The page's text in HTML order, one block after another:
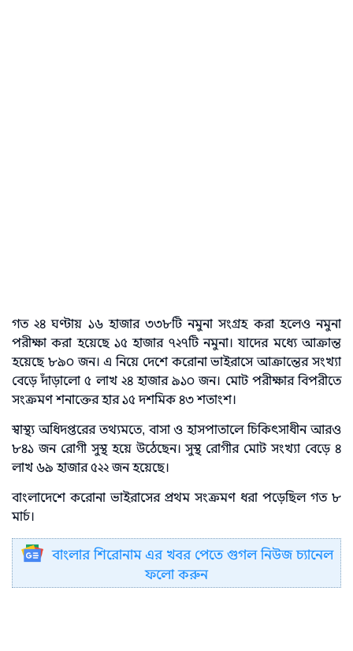
গত ২৪ ঘণ্টায় ১৬ হাজার ৩৩৮টি নমুনা সংগ্রহ করা হলেও নমুনা
পরীক্ষা করা হয়েছে ১৫ হাজার ৭২৭টি নমুনা। যাদের মধ্যে আক্রান্ত
হয়েছে ৮৯০ জন। এ নিয়ে দেশে করোনা ভাইরাসে আক্রান্তের সংখ্যা
বেড়ে দাঁড়ালো ৫ লাখ ২৪ হাজার ৯১০ জন। মোট পরীক্ষার বিপরীতে
সংক্রমণ শনাক্তের হার ১৫ দশমিক ৪৩ শতাংশ।
স্বাস্থ্য অধিদপ্তরের তথ্যমতে, বাসা ও হাসপাতালে চিকিৎসাধীন আরও
৮৪১ জন রোগী সুস্থ হয়ে উঠেছেন। সুস্থ রোগীর মোট সংখ্যা বেড়ে ৪
লাখ ৬৯ হাজার ৫২২ জন হয়েছে।
বাংলাদেশে করোনা ভাইরাসের প্রথম সংক্রমণ ধরা পড়েছিল গত ৮
মার্চ।
বাংলার শিরোনাম এর খবর পেতে গুগল নিউজ চ্যানেল
ফলো করুন